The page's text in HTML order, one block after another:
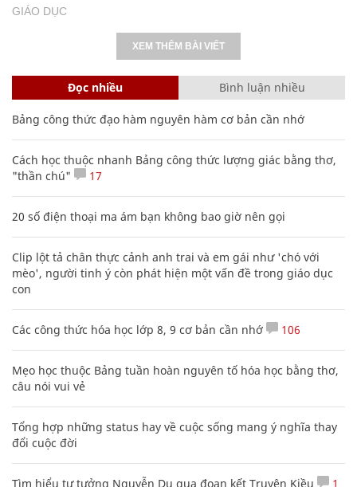
GIÁO DỤC
XEM THÊM BÀI VIẾT
Đọc nhiều Bình luận nhiều
Bảng công thức đạo hàm nguyên hàm cơ bản cần nhớ
Cách học thuộc nhanh Bảng công thức lượng giác bằng thơ,
"thần chú"
17
20 số điện thoại ma ám bạn không bao giờ nên gọi
Clip lột tả chân thực cảnh anh trai và em gái như 'chó với
mèo', người tinh ý còn phát hiện một vấn đề trong giáo dục
con
Các công thức hóa học lớp 8, 9 cơ bản cần nhớ 106
Mẹo học thuộc Bảng tuần hoàn nguyên tố hóa học bằng thơ,
câu nói vui vẻ
Tổng hợp những status hay về cuộc sống mang ý nghĩa thay
đổi cuộc đời
Tìm hiểu tư tưởng Nguyễn Du qua đoạn kết Truyện Kiều 1